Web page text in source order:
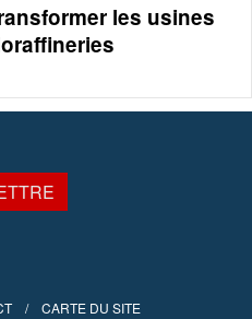
les usines
CARTE DU SITE